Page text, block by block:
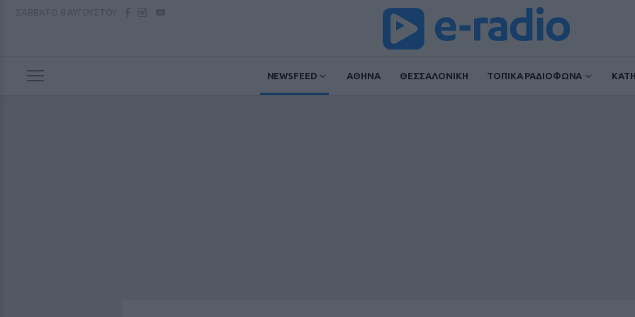
NEWSFEED ΑΘΗΝΑ ΘΕΣΣΑΛΟΝΙΚΗ ΤΟΠΙΚΑ ΡΑΔΙΟΦΩΝΑ